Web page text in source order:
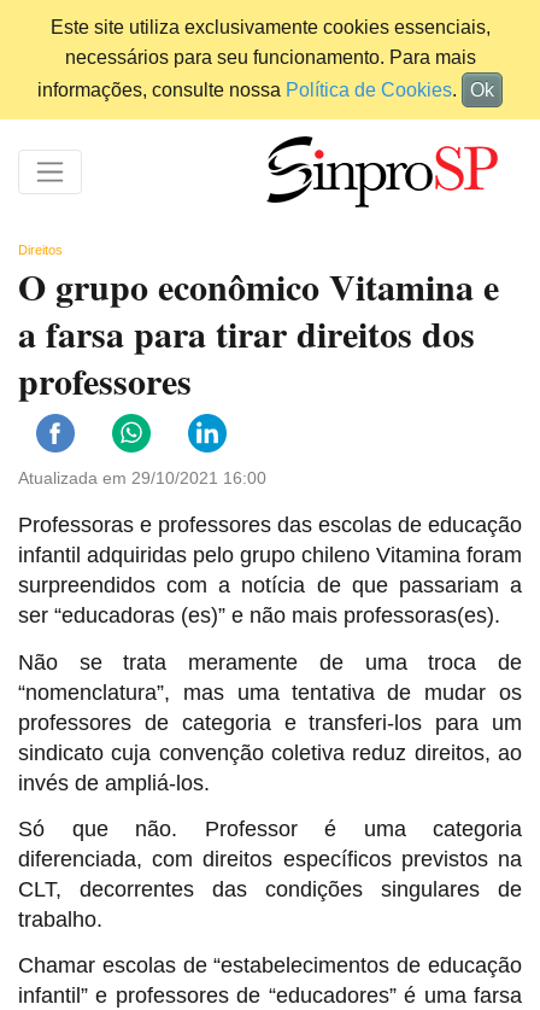
Este site utiliza exclusivamente cookies essenciais,
necessários para seu funcionamento. Para mais
informações, consulte nossa Política de Cookies. Ok
Direitos
O grupo econômico Vitamina e
a farsa para tirar direitos dos
professores
Atualizada em 29/10/2021 16:00
Professoras e professores das escolas de educação
infantil adquiridas pelo grupo chileno Vitamina foram
surpreendidos com a notícia de que passariam a
ser “educadoras (es)” e não mais professoras(es).
Não se trata meramente de uma troca de
“nomenclatura”, mas uma tentativa de mudar os
professores de categoria e transferi-los para um
sindicato cuja convenção coletiva reduz direitos, ao
invés de ampliá-los.
Só que não. Professor é uma categoria
diferenciada, com direitos específicos previstos na
CLT, decorrentes das condições singulares de
trabalho.
Chamar escolas de “estabelecimentos de educação
infantil” e professores de “educadores” é uma farsa